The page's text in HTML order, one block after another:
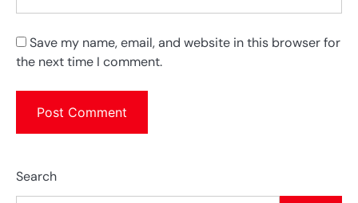
Save my name, email, and website in this browser for
the next time I comment.
Search